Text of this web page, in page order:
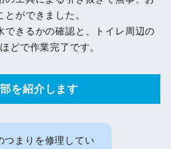
ができました。
できるかの確認と、トイレ周辺の
どで作業完了です。
を紹介します
つまりを修理してい